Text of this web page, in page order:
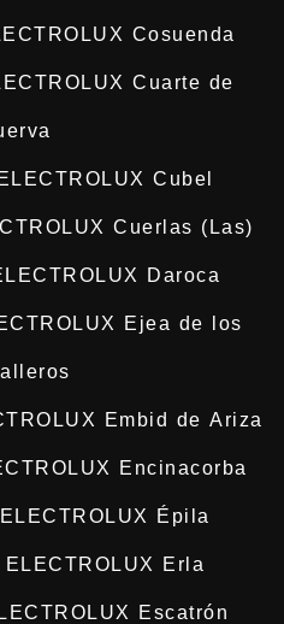
Cosuenda
Cuarte de
Cubel
Cuerlas (Las)
Daroca
Ejea de los
Embid de Ariza
Encinacorba
Épila
Erla
Escatrón